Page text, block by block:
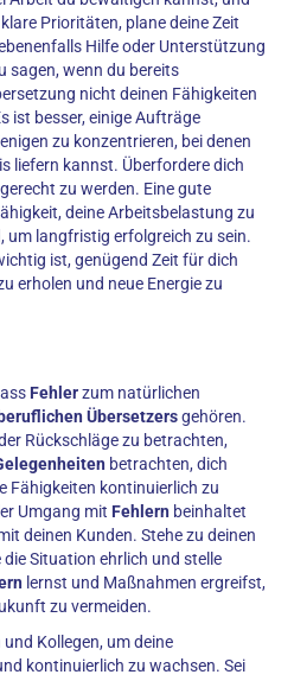
Prioritäten, plane deine Zeit
Hilfe oder Unterstützung
sagen, wenn du bereits
nicht deinen Fähigkeiten
ist besser, einige Aufträge
zu konzentrieren, bei denen
liefern kannst. Überfordere dich
zu werden. Eine gute
deine Arbeitsbelastung zu
um langfristig erfolgreich zu sein.
ist, genügend Zeit für dich
erholen und neue Energie zu
Fehlerzum natürlichen
Übersetzersgehören.
Rückschläge zu betrachten,
betrachten, dich
Fähigkeiten kontinuierlich zu
Umgang mit Fehlern beinhaltet
deinen Kunden. Stehe zu deinen
Situation ehrlich und stelle
lernst und Maßnahmen ergreifst,
zu vermeiden.
Kollegen, um deine
kontinuierlich zu wachsen. Sei